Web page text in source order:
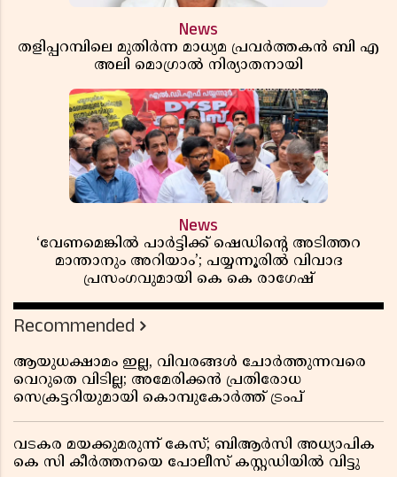
News
തളിപ്പറമ്പിലെ മുതിർന്ന മാധ്യമ പ്രവർത്തകൻ ബി എ
അലി മൊഗ്രാൽ നിര്യാതനായി
News
‘വേണമെങ്കിൽ പാർട്ടിക്ക് ഷെഡിൻ്റെ അടിത്തറ
മാന്താനും അറിയാം’; പയ്യന്നൂരിൽ വിവാദ
പ്രസംഗവുമായി കെ കെ രാഗേഷ്
Recommended
ആയുധക്ഷാമം ഇല്ല, വിവരങ്ങൾ ചോർത്തുന്നവരെ
വെറുതെ വിടില്ല; അമേരിക്കൻ പ്രതിരോധ
സെക്രട്ടറിയുമായി കൊമ്പുകോർത്ത് ട്രംപ്
വടകര മയക്കുമരുന്ന് കേസ്; ബിആർസി അധ്യാപിക
കെ സി കീർത്തനയെ പോലീസ് കസ്റ്റഡിയിൽ വിട്ടു